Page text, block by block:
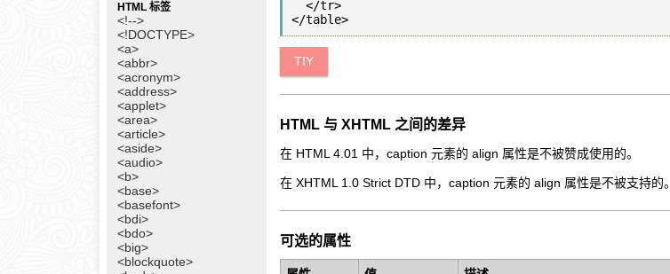
HTML 标签
<!-->
<!DOCTYPE>
<a>
<abbr>
<acronym>
<address>
<applet>
<area>
<article>
<aside>
<audio>
<b>
<base>
<basefont>
<bdi>
<bdo>
<big>
<blockquote>
TIY
HTML 与 XHTML 之间的差异
在 HTML 4.01 中，caption 元素的 align 属性是不被赞成使用的。
在 XHTML 1.0 Strict DTD 中，caption 元素的 align 属性是不被支持的。
可选的属性